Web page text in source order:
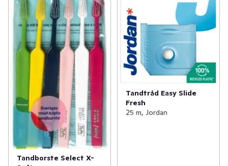
Tandborste Select X-
Tandtråd Easy Slide
Fresh
25 m, Jordan